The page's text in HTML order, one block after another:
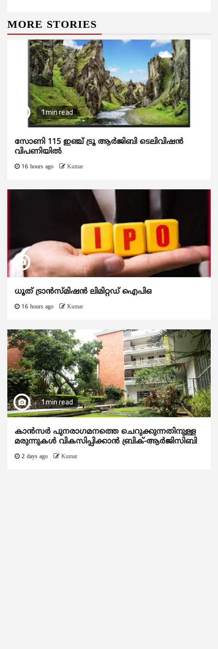
MORE STORIES
1 min read
സോണി 115 ഇഞ്ച് ട്രൂ ആർജിബി ടെലിവിഷൻ
വിപണിയിൽ
16 hours ago Kumar
ധൂത് ട്രാൻസ്മിഷൻ ലിമിറ്റഡ് ഐപിഒ
16 hours ago Kumar
1 min read
കാന്‍സര്‍ പുനരാഗമനത്തെ ചെറുക്കുന്നതിനുള്ള
മരുന്നുകള്‍ വികസിപ്പിക്കാന്‍ ബ്രിക്-ആര്‍ജിസിബി
2 days ago Kumar